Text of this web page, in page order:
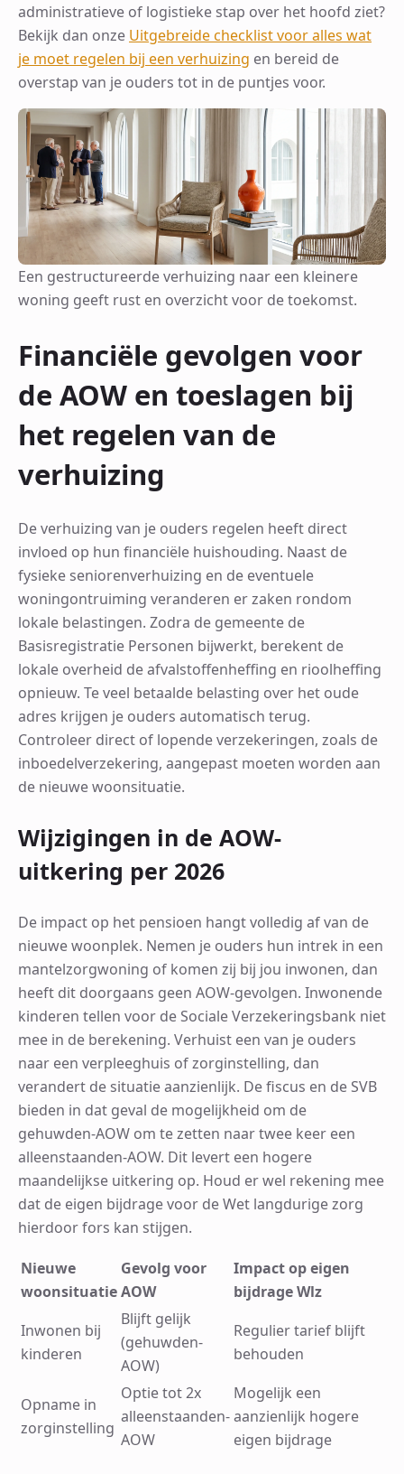
administratieve of logistieke stap over het hoofd ziet?
Bekijk dan onze Uitgebreide checklist voor alles wat
je moet regelen bij een verhuizing en bereid de
overstap van je ouders tot in de puntjes voor.
Een gestructureerde verhuizing naar een kleinere
woning geeft rust en overzicht voor de toekomst.
Financiële gevolgen voor
de AOW en toeslagen bij
het regelen van de
verhuizing
De verhuizing van je ouders regelen heeft direct
invloed op hun financiële huishouding. Naast de
fysieke seniorenverhuizing en de eventuele
woningontruiming veranderen er zaken rondom
lokale belastingen. Zodra de gemeente de
Basisregistratie Personen bijwerkt, berekent de
lokale overheid de afvalstoffenheffing en rioolheffing
opnieuw. Te veel betaalde belasting over het oude
adres krijgen je ouders automatisch terug.
Controleer direct of lopende verzekeringen, zoals de
inboedelverzekering, aangepast moeten worden aan
de nieuwe woonsituatie.
Wijzigingen in de AOW-
uitkering per 2026
De impact op het pensioen hangt volledig af van de
nieuwe woonplek. Nemen je ouders hun intrek in een
mantelzorgwoning of komen zij bij jou inwonen, dan
heeft dit doorgaans geen AOW-gevolgen. Inwonende
kinderen tellen voor de Sociale Verzekeringsbank niet
mee in de berekening. Verhuist een van je ouders
naar een verpleeghuis of zorginstelling, dan
verandert de situatie aanzienlijk. De fiscus en de SVB
bieden in dat geval de mogelijkheid om de
gehuwden-AOW om te zetten naar twee keer een
alleenstaanden-AOW. Dit levert een hogere
maandelijkse uitkering op. Houd er wel rekening mee
dat de eigen bijdrage voor de Wet langdurige zorg
hierdoor fors kan stijgen.
Nieuwe
woonsituatie
Gevolg voor
AOW
Impact op eigen
bijdrage Wlz
Inwonen bij
kinderen
Blijft gelijk
(gehuwden-
AOW)
Regulier tarief blijft
behouden
Opname in
zorginstelling
Optie tot 2x
alleenstaanden-
AOW
Mogelijk een
aanzienlijk hogere
eigen bijdrage